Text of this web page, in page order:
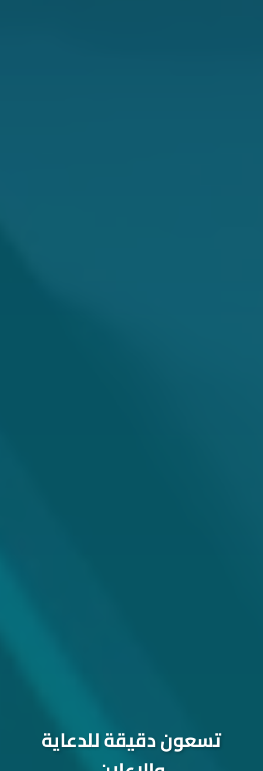
تسعون دقيقة للدعاية